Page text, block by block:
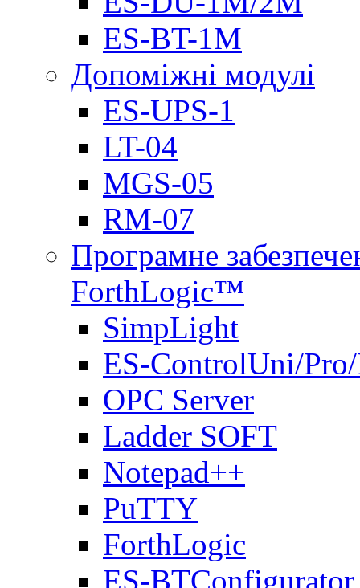
ES-BT-1M
Допоміжні модулі
ES-UPS-1
LT-04
МGS-05
RM-07
Програмне
ForthLogic™
SimpLight
ES-ControlUni/
OPC Server
Ladder SOFT
Notepad++
PuTTY
ForthLogic
ES-BTConfigurator